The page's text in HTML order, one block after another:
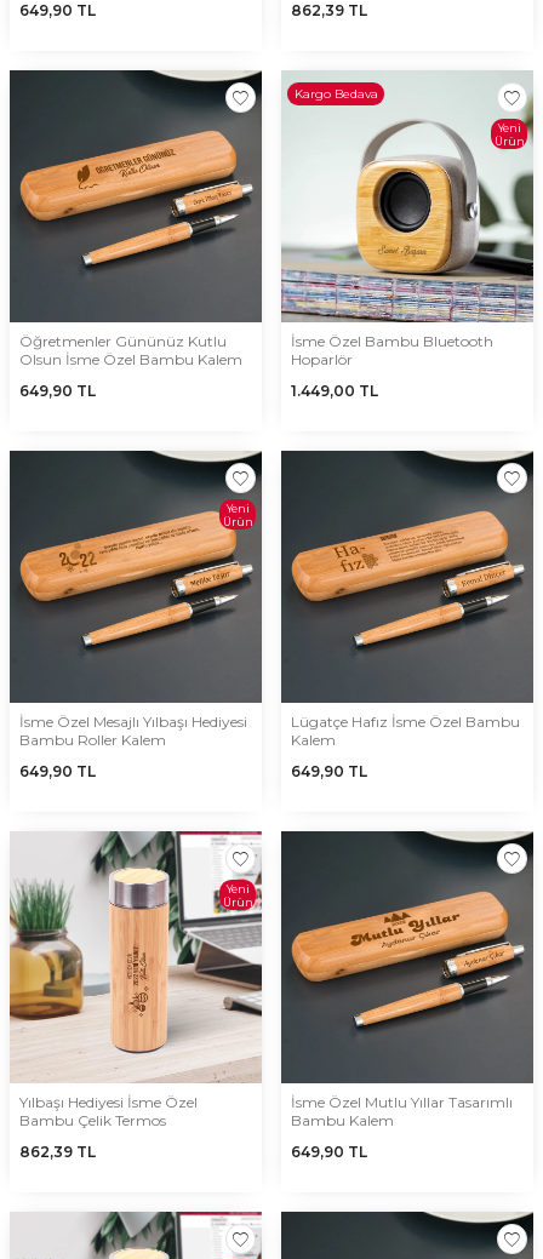
649,90 TL
862,39 TL
Öğretmenler Gününüz Kutlu
Olsun İsme Özel Bambu Kalem
649,90 TL
Kargo Bedava
Yeni
Ürün
İsme Özel Bambu Bluetooth
Hoparlör
1.449,00 TL
Yeni
Ürün
İsme Özel Mesajlı Yılbaşı Hediyesi
Bambu Roller Kalem
649,90 TL
Lügatçe Hafız İsme Özel Bambu
Kalem
649,90 TL
Yeni
Ürün
Yılbaşı Hediyesi İsme Özel
Bambu Çelik Termos
862,39 TL
İsme Özel Mutlu Yıllar Tasarımlı
Bambu Kalem
649,90 TL